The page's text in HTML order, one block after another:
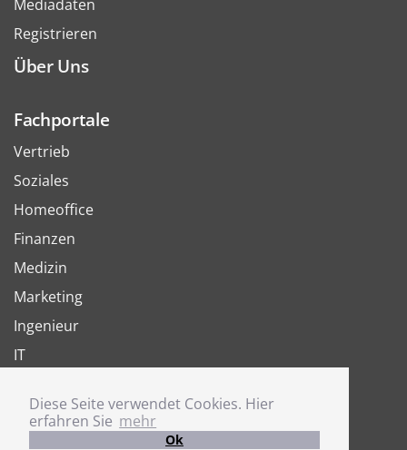
Diese Seite verwendet Cookies. Hier
erfahren Sie mehr
Ok
Mediadaten
Registrieren
Über Uns
Fachportale
Vertrieb
Soziales
Homeoffice
Finanzen
Medizin
Marketing
Ingenieur
IT
Joboter